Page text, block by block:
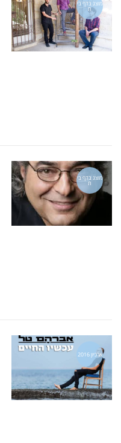
מוצג בדף בי
ת
מוצג בדף בי
ת
ארכיון 2016